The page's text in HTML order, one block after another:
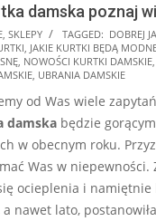
damska poznaj
SKLEPY TAGGED: DOBREJ
JAKIE KURTKI BĘDĄ
NOWOŚCI KURTKI DAMSKIE
UBRANIA DAMSKIE
od Was wiele
damska będzie
w obecnym roku.
Was w niepewności.
ocieplenia i
nawet lato,